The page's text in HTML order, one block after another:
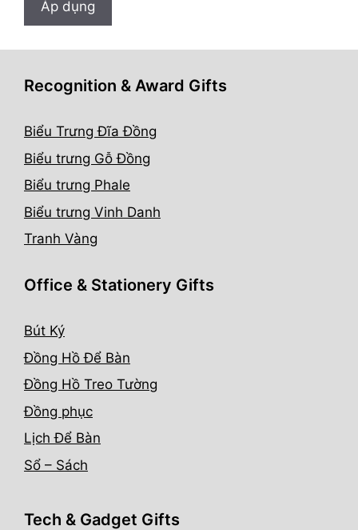
Áp dụng
Recognition & Award Gifts
Biểu Trưng Đĩa Đồng
Biểu trưng Gỗ Đồng
Biểu trưng Phale
Biểu trưng Vinh Danh
Tranh Vàng
Office & Stationery Gifts
Bút Ký
Đồng Hồ Để Bàn
Đồng Hồ Treo Tường
Đồng phục
Lịch Để Bàn
Sổ – Sách
Tech & Gadget Gifts